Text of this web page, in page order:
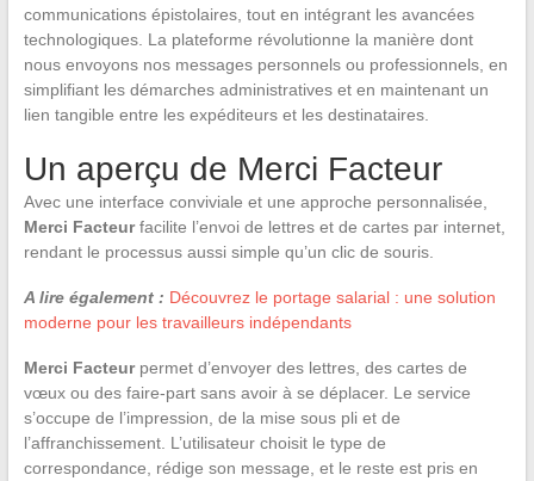
communications épistolaires, tout en intégrant les avancées
technologiques. La plateforme révolutionne la manière dont
nous envoyons nos messages personnels ou professionnels, en
simplifiant les démarches administratives et en maintenant un
lien tangible entre les expéditeurs et les destinataires.
Un aperçu de Merci Facteur
Avec une interface conviviale et une approche personnalisée,
Merci Facteurfacilite l’envoi de lettres et de cartes par internet,
rendant le processus aussi simple qu’un clic de souris.
A lire également : Découvrez le portage salarial : une solution
moderne pour les travailleurs indépendants
Merci Facteurpermet d’envoyer des lettres, des cartes de
vœux ou des faire-part sans avoir à se déplacer. Le service
s’occupe de l’impression, de la mise sous pli et de
l’affranchissement. L’utilisateur choisit le type de
correspondance, rédige son message, et le reste est pris en